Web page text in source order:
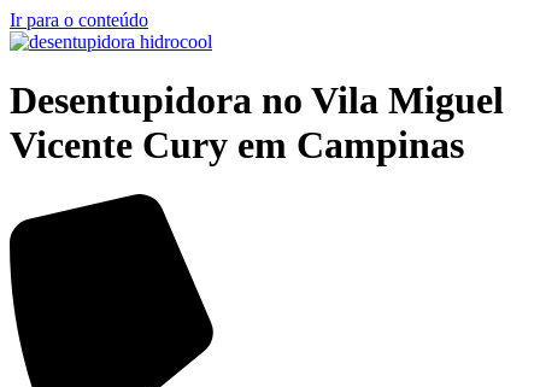
Ir para o conteúdo
Desentupidora no Vila Miguel
Vicente Cury em Campinas